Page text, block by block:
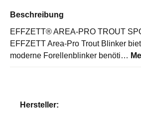
Beschreibung
EFFZETT® AREA-PRO TROUT
EFFZETT Area-Pro Trout Blinker
moderne Forellenblinker benöti…
Hersteller: